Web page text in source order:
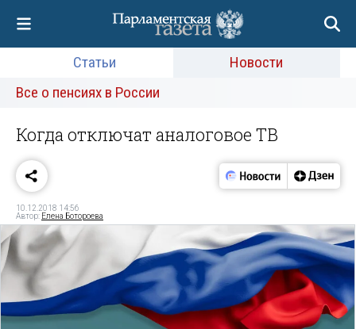
Статьи
Новости
Все о пенсиях в России
Когда отключат аналоговое ТВ
10.12.2018 14:56
Автор: Елена Ботороева